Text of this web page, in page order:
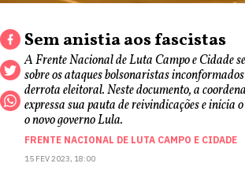
Sem anistia aos fascistas
A Frente Nacional de Luta Campo e Cidade
sobre os ataques bolsonaristas
derrota eleitoral. Neste documento, a
expressa sua pauta de reivindicações e inicia
o novo governo Lula.
FRENTE NACIONAL DE LUTA CAMPO E CIDADE
15 FEV 2023, 18:00